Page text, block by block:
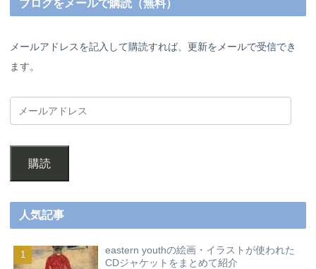
ブログをメールで購読（無料）
メールアドレスを記入して購読すれば、更新をメールで受信でき
ます。
購読
人気記事
eastern youthの絵画・イラストが使われた
CDジャケットをまとめて紹介